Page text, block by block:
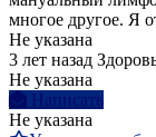
многое другое. Я
Не указана
3 лет назад
Не указана
Написать
Не указана